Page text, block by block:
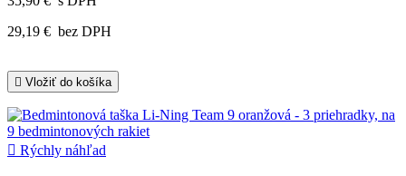
29,19 € bez DPH
 Vložiť do košíka
 Rýchly náhľad